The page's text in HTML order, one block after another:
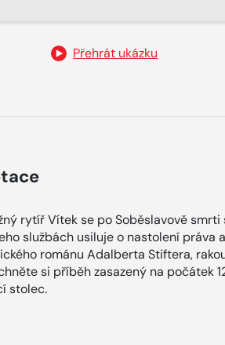
Přehrát ukázku
rytíř Vítek se po Soběslavově
službách usiluje o nastolení práva
románu Adalberta Stiftera,
si příběh zasazený na počátek
stolec.